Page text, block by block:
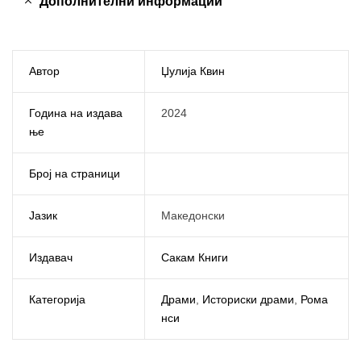
Автор Џулија Квин
Година на издава
ње
2024
Број на страници
Јазик Македонски
Издавач Сакам Книги
Категорија Драми, Историски драми, Рома
нси